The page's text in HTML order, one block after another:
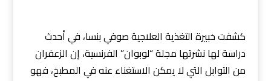
كشفت خبيرة التغذية العلاجية صوفي بنسا، في أحدث
دراسة لها نشرتها مجلة “لوبوان” الفرنسية، إن الزعفران
من التوابل التي لا يمكن الاستغناء عنه في المطبخ، فهو